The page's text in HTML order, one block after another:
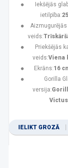
Iekšējās
ietilpība:
veids:
Priekšējās
veids:Viena
Ekrāns:16
Gorilla
versija:
IELIKT GROZĀ